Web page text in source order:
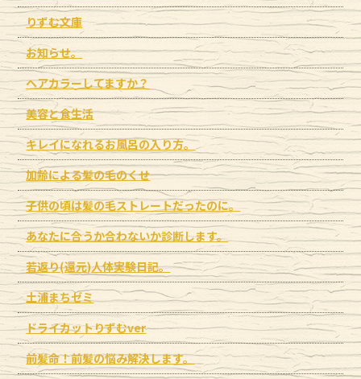
りずむ文庫
お知らせ。
ヘアカラーしてますか？
美容と食生活
キレイになれるお風呂の入り方。
加齢による髪の毛のくせ
子供の頃は髪の毛ストレートだったのに。
あなたに合うか合わないか診断します。
若返り(還元)人体実験日記。
土浦まちゼミ
ドライカットりずむver
前髪命！前髪の悩み解決します。